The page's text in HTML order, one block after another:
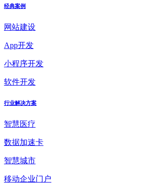
经典案例
网站建设
App开发
小程序开发
软件开发
行业解决方案
智慧医疗
数据加速卡
智慧城市
移动企业门户